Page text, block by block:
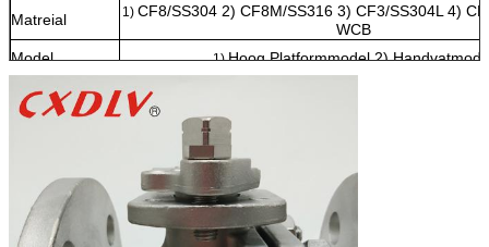
Matreial 1) CF8/SS304 2) CF8M/SS316 3) CF3/SS304L 4)
WCB
Model
1)Hoog Platformmodel 2)